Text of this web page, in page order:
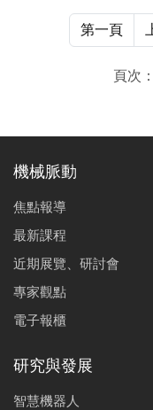
電能耗，達成最佳
件時的用電量表現
前/後，機台可節省
第一頁
頁次：
機械脈動
焦點報導
最新課程
近期展覽、研討會
專家觀點
電子報櫃
研究與發展
智慧機器人